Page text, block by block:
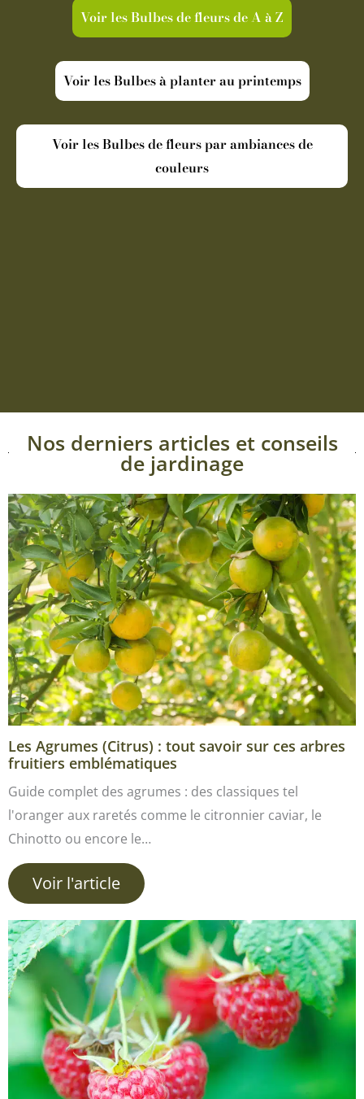
Voir les Bulbes de fleurs de A à Z
Voir les Bulbes à planter au printemps
Voir les Bulbes de fleurs par ambiances de
couleurs
Nos derniers articles et conseils
de jardinage
Les Agrumes (Citrus) : tout savoir sur ces arbres
fruitiers emblématiques
Guide complet des agrumes : des classiques tel
l'oranger aux raretés comme le citronnier caviar, le
Chinotto ou encore le…
Voir l'article